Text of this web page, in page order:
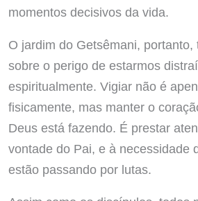
momentos decisivos da vida.
O jardim do Getsêmani, portanto,
sobre o perigo de estarmos
espiritualmente. Vigiar não é
fisicamente, mas manter o
Deus está fazendo. É prestar
vontade do Pai, e à necessidade
estão passando por lutas.